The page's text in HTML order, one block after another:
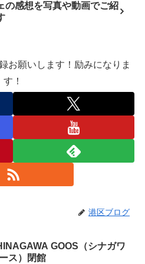
の感想を写真や動画でご紹
お願いします！励みになりま
す！
港区ブログ
GOOS（シナガワ
ス）閉館